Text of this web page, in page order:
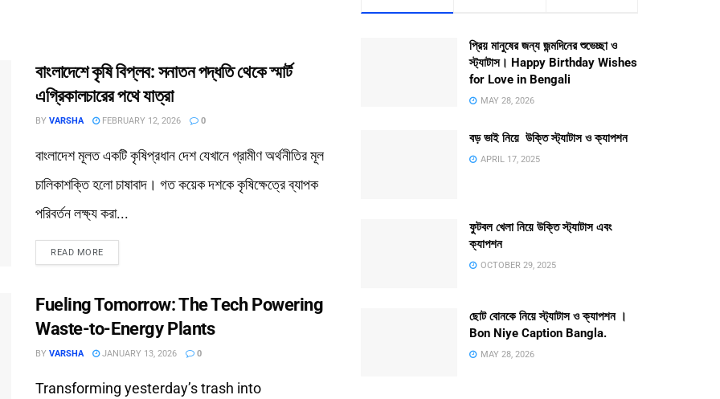
বাংলাদেশে কৃষি বিপ্লব: সনাতন পদ্ধতি থেকে স্মার্ট
এগ্রিকালচারের পথে যাত্রা
BY VARSHA FEBRUARY 12, 2026 0
বাংলাদেশ মূলত একটি কৃষিপ্রধান দেশ যেখানে গ্রামীণ অর্থনীতির মূল
চালিকাশক্তি হলো চাষাবাদ। গত কয়েক দশকে কৃষিক্ষেত্রে ব্যাপক
পরিবর্তন লক্ষ্য করা...
READ MORE
Fueling Tomorrow: The Tech Powering
Waste-to-Energy Plants
BY VARSHA JANUARY 13, 2026 0
Transforming yesterday’s trash into
প্রিয় মানুষের জন্য জন্মদিনের শুভেচ্ছা ও
স্ট্যাটাস। Happy Birthday Wishes
for Love in Bengali
MAY 28, 2026
বড় ভাই নিয়ে উক্তি স্ট্যাটাস ও ক্যাপশন
APRIL 17, 2025
ফুটবল খেলা নিয়ে উক্তি স্ট্যাটাস এবং
ক্যাপশন
OCTOBER 29, 2025
ছোট বোনকে নিয়ে স্ট্যাটাস ও ক্যাপশন ।
Bon Niye Caption Bangla.
MAY 28, 2026